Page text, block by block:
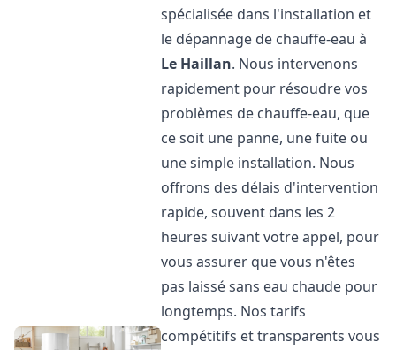
spécialisée dans l'installation et
le dépannage de chauffe-eau à
Le Haillan. Nous intervenons
rapidement pour résoudre vos
problèmes de chauffe-eau, que
ce soit une panne, une fuite ou
une simple installation. Nous
offrons des délais d'intervention
rapide, souvent dans les 2
heures suivant votre appel, pour
vous assurer que vous n'êtes
pas laissé sans eau chaude pour
longtemps. Nos tarifs
compétitifs et transparents vous